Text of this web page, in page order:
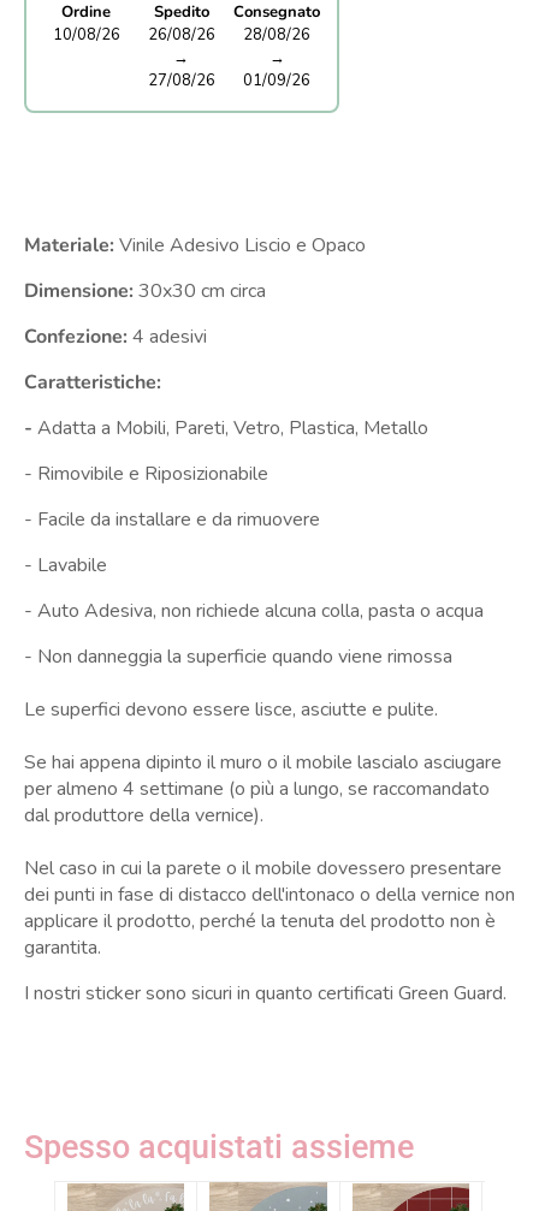
Ordine
10/08/26
Spedito
26/08/26
→
27/08/26
Consegnato
28/08/26
→
01/09/26
Materiale: Vinile Adesivo Liscio e Opaco
Dimensione: 30x30 cm circa
Confezione: 4 adesivi
Caratteristiche:
- Adatta a Mobili, Pareti, Vetro, Plastica, Metallo
- Rimovibile e Riposizionabile
- Facile da installare e da rimuovere
- Lavabile
- Auto Adesiva, non richiede alcuna colla, pasta o acqua
- Non danneggia la superficie quando viene rimossa
Le superfici devono essere lisce, asciutte e pulite.
Se hai appena dipinto il muro o il mobile lascialo asciugare
per almeno 4 settimane (o più a lungo, se raccomandato
dal produttore della vernice).
Nel caso in cui la parete o il mobile dovessero presentare
dei punti in fase di distacco dell'intonaco o della vernice non
applicare il prodotto, perché la tenuta del prodotto non è
garantita.
I nostri sticker sono sicuri in quanto certificati Green Guard.
Spesso acquistati assieme